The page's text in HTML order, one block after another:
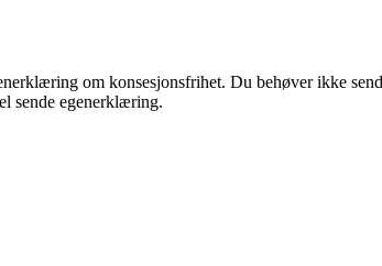
om konsesjonsfrihet. Du behøver ikke
sende egenerklæring.